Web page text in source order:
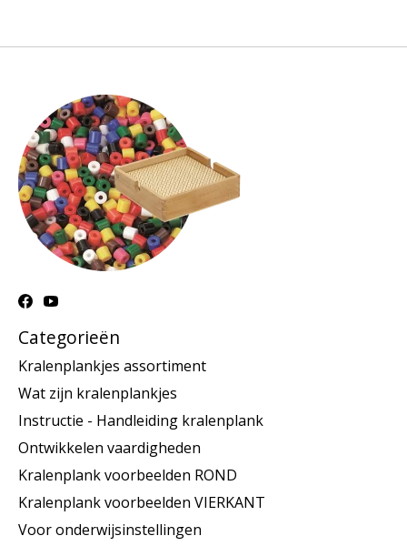
Categorieën
Kralenplankjes assortiment
Wat zijn kralenplankjes
Instructie - Handleiding kralenplank
Ontwikkelen vaardigheden
Kralenplank voorbeelden ROND
Kralenplank voorbeelden VIERKANT
Voor onderwijsinstellingen